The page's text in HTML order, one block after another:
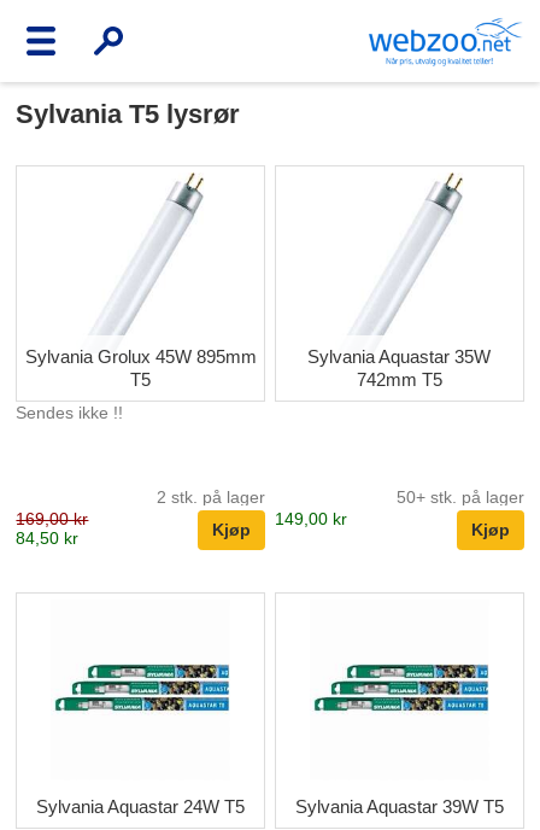
Sylvania T5 lysrør
Sylvania Grolux 45W 895mm
T5
Sendes ikke !!
2 stk. på lager
169,00 kr
84,50 kr
Sylvania Aquastar 35W
742mm T5
50+ stk. på lager
149,00 kr
Sylvania Aquastar 24W T5 Sylvania Aquastar 39W T5